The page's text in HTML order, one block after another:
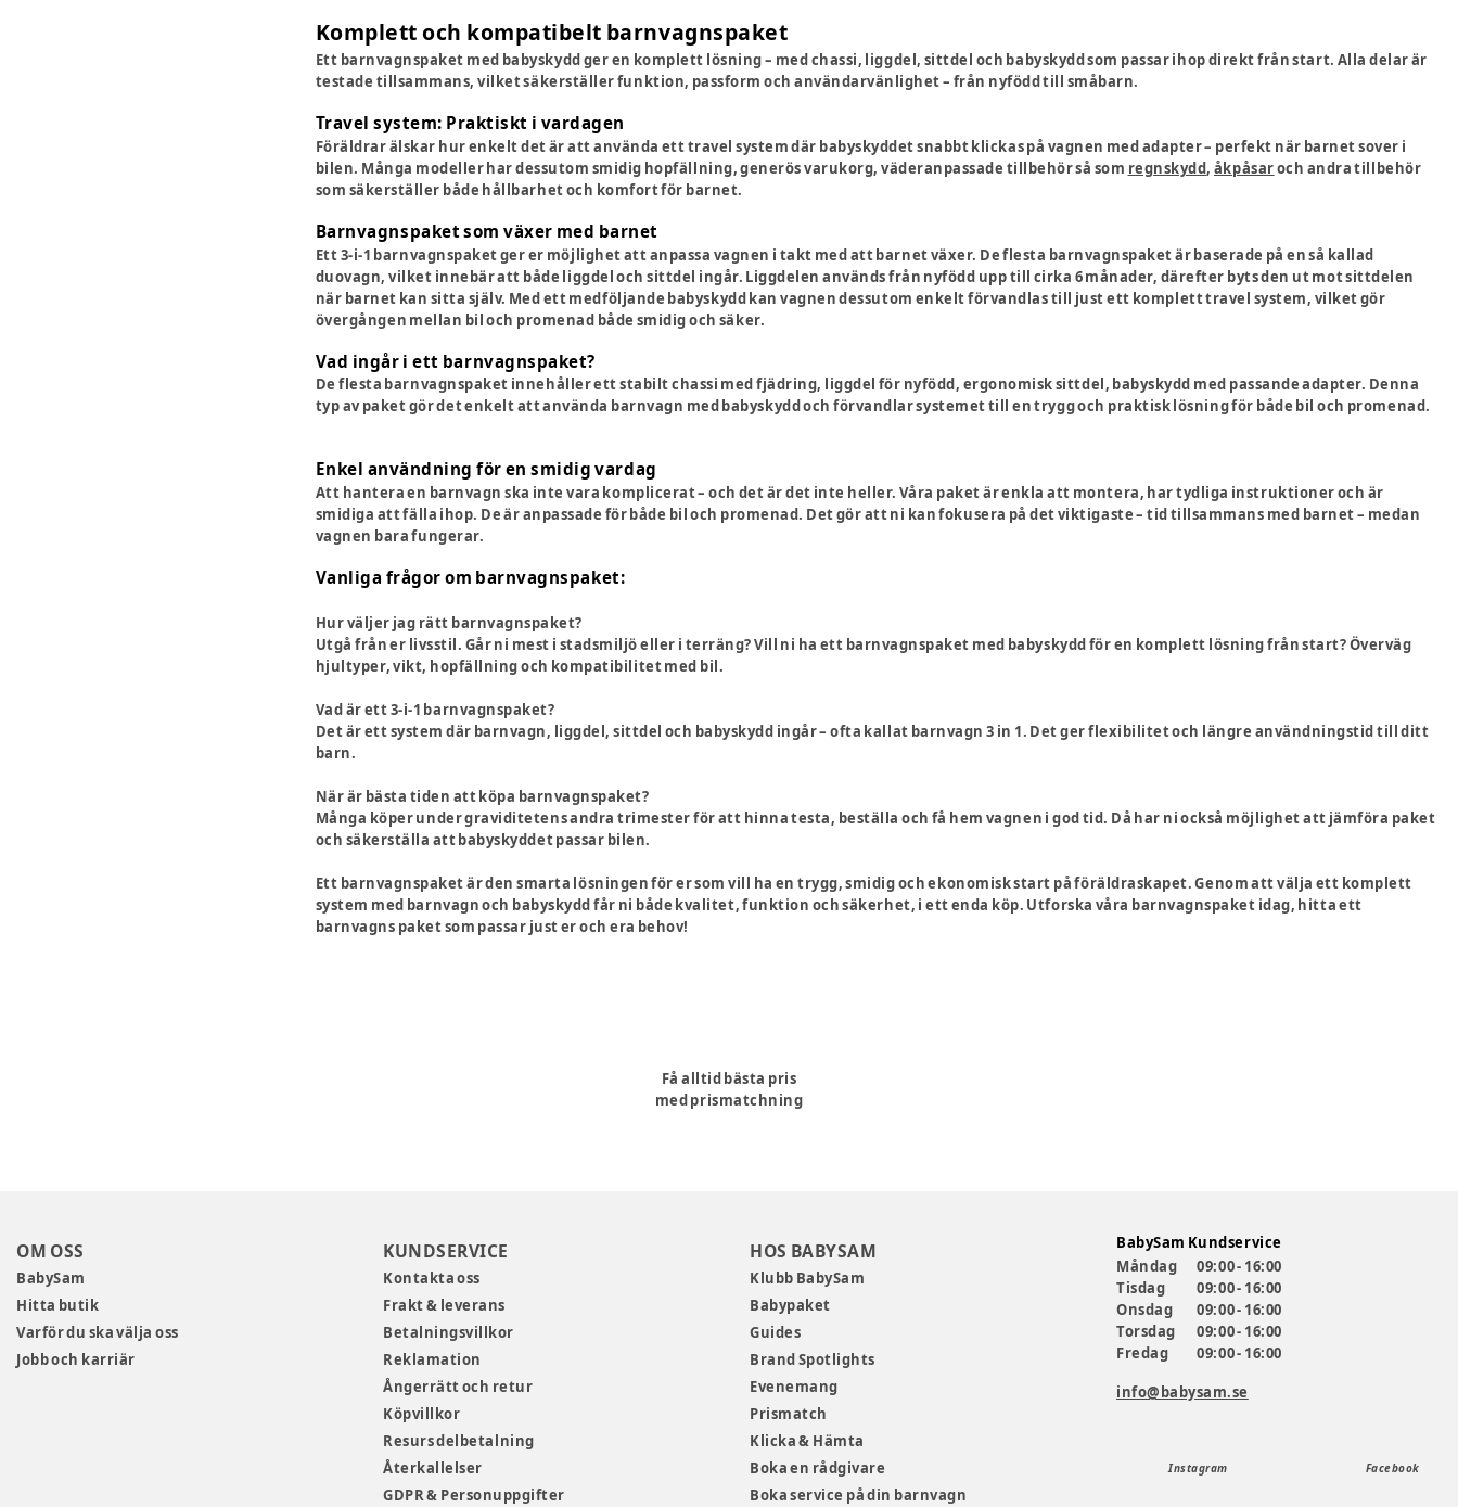
Komplett och kompatibelt barnvagnspaket
Ett barnvagnspaket med babyskydd ger en komplett lösning – med chassi, liggdel, sittdel och babyskydd som passar ihop direkt från start. Alla delar är
testade tillsammans, vilket säkerställer funktion, passform och användarvänlighet – från nyfödd till småbarn.
Travel system: Praktiskt i vardagen
Föräldrar älskar hur enkelt det är att använda ett travel system där babyskyddet snabbt klickas på vagnen med adapter – perfekt när barnet sover i
bilen. Många modeller har dessutom smidig hopfällning, generös varukorg, väderanpassade tillbehör så som regnskydd, åkpåsaroch andra tillbehör
som säkerställer både hållbarhet och komfort för barnet.
Barnvagnspaket som växer med barnet
Ett 3-i-1 barnvagnspaket ger er möjlighet att anpassa vagnen i takt med att barnet växer. De flesta barnvagnspaket är baserade på en så kallad
duovagn, vilket innebär att både liggdel och sittdel ingår. Liggdelen används från nyfödd upp till cirka 6 månader, därefter byts den ut mot sittdelen
när barnet kan sitta själv. Med ett medföljande babyskydd kan vagnen dessutom enkelt förvandlas till just ett komplett travel system, vilket gör
övergången mellan bil och promenad både smidig och säker.
Vad ingår i ett barnvagnspaket?
De flesta barnvagnspaket innehåller ett stabilt chassi med fjädring, liggdel för nyfödd, ergonomisk sittdel, babyskydd med passande adapter. Denna
typ av paket gör det enkelt att använda barnvagn med babyskydd och förvandlar systemet till en trygg och praktisk lösning för både bil och promenad.
Enkel användning för en smidig vardag
Att hantera en barnvagn ska inte vara komplicerat – och det är det inte heller. Våra paket är enkla att montera, har tydliga instruktioner och är
smidiga att fälla ihop. De är anpassade för både bil och promenad. Det gör att ni kan fokusera på det viktigaste – tid tillsammans med barnet – medan
vagnen bara fungerar.
Vanliga frågor om barnvagnspaket:
Hur väljer jag rätt barnvagnspaket?
Utgå från er livsstil. Går ni mest i stadsmiljö eller i terräng? Vill ni ha ett barnvagnspaket med babyskydd för en komplett lösning från start? Överväg
hjultyper, vikt, hopfällning och kompatibilitet med bil.
Vad är ett 3-i-1 barnvagnspaket?
Det är ett system där barnvagn, liggdel, sittdel och babyskydd ingår – ofta kallat barnvagn 3 in 1. Det ger flexibilitet och längre användningstid till ditt
barn.
När är bästa tiden att köpa barnvagnspaket?
Många köper under graviditetens andra trimester för att hinna testa, beställa och få hem vagnen i god tid. Då har ni också möjlighet att jämföra paket
och säkerställa att babyskyddet passar bilen.
Ett barnvagnspaket är den smarta lösningen för er som vill ha en trygg, smidig och ekonomisk start på föräldraskapet. Genom att välja ett komplett
system med barnvagn och babyskydd får ni både kvalitet, funktion och säkerhet, i ett enda köp. Utforska våra barnvagnspaket idag, hitta ett
barnvagns paket som passar just er och era behov!
Få alltid bästa pris
med prismatchning
OM OSS
BabySam
Hitta butik
Varför du ska välja oss
Jobb och karriär
KUNDSERVICE
Kontakta oss
Frakt & leverans
Betalningsvillkor
Reklamation
Ångerrätt och retur
Köpvillkor
Resurs delbetalning
Återkallelser
GDPR & Personuppgifter
HOS BABYSAM
Klubb BabySam
Babypaket
Guides
Brand Spotlights
Evenemang
Prismatch
Klicka & Hämta
Boka en rådgivare
Boka service på din barnvagn
BabySam Kundservice
Måndag
09:00 - 16:00
Tisdag
09:00 - 16:00
Onsdag
09:00 - 16:00
Torsdag
09:00 - 16:00
Fredag
09:00 - 16:00
info@babysam.se
Instagram Facebook